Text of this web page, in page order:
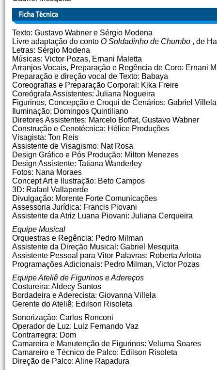
Texto: Gustavo Wabner e Sérgio Modena
Livre adaptação do conto O Soldadinho de Chumbo , de
Letras: Sérgio Modena
Músicas: Victor Pozas, Ernani Maletta
Arranjos Vocais, Preparação e Regência de Coro: Ernani
Preparação e direção vocal de Texto: Babaya
Coreografias e Preparação Corporal: Kika Freire
Coreógrafa Assistentes: Juliana Nogueira
Figurinos, Concepção e Croqui de Cenários: Gabriel Villela
Iluminação: Domingos Quintiliano
Diretores Assistentes: Marcelo Boffat, Gustavo Wabner
Construção e Cenotécnica: Hélice Produções
Visagista: Ton Reis
Assistente de Visagismo: Nat Rosa
Design Gráfico e Pós Produção: Milton Menezes
Design Assistente: Tatiana Wanderley
Fotos: Nana Moraes
Concept Art e Ilustração: Beto Campos
3D: Rafael Vallaperde
Divulgação: Morente Forte Comunicações
Assessoria Jurídica: Francis Piovani
Assistente da Atriz Luana Piovani: Juliana Cerqueira
Equipe Musical
Orquestras e Regência: Pedro Milman
Assistente da Direção Musical: Gabriel Mesquita
Assistente Pessoal para Vitor Palavras: Roberta Arlotta
Programações Adicionais: Pedro Milman, Victor Pozas
Equipe Ateliê de Figurinos e Adereços
Costureira: Aldecy Santos
Bordadeira e Aderecista: Giovanna Villela
Gerente do Ateliê: Edilson Risoleta
Sonorização: Carlos Ronconi
Operador de Luz: Luiz Fernando Vaz
Contrarregra: Dom
Camareira e Manutenção de Figurinos: Veluma Soares
Camareiro e Técnico de Palco: Edilson Risoleta
Direção de Palco: Aline Rapadura